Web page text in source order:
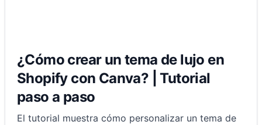
¿Cómo crear un tema de lujo en
Shopify con Canva? | Tutorial
paso a paso
El tutorial muestra cómo personalizar un tema de